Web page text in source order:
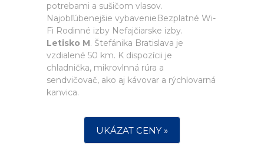
potrebami a sušičom vlasov.
Najobľúbenejšie vybavenieBezplatné Wi-
Fi Rodinné izby Nefajčiarske izby.
Letisko M. Štefánika Bratislava je
vzdialené 50 km. K dispozícii je
chladnička, mikrovlnná rúra a
sendvičovač, ako aj kávovar a rýchlovarná
kanvica.
UKÁZAT CENY »